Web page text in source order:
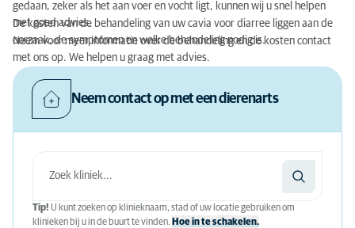
gedaan, zeker als het aan voer en vocht ligt, kunnen wij u snel helpen
met goed advies.
De kosten van de behandeling van uw cavia voor diarree liggen aan de
oorzaak, de symptomen en welke behandeling nodig is.
Neem voor meer informatie over de behandeling en de kosten contact
met ons op. We helpen u graag met advies.
Neem contact op met een dierenarts
Tip! U kunt zoeken op klinieknaam, stad of uw locatie gebruiken om
klinieken bij u in de buurt te vinden. Hoe in te schakelen.